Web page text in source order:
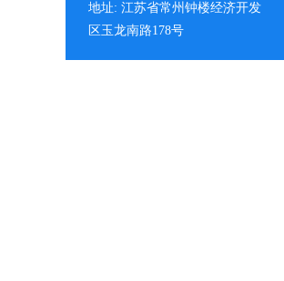
地址: 江苏省常州钟楼经济开发
区玉龙南路178号